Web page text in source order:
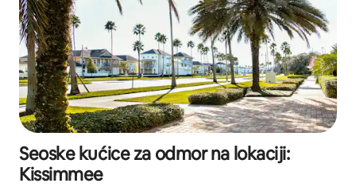
Seoske kućice za odmor na lokaciji:
Kissimmee